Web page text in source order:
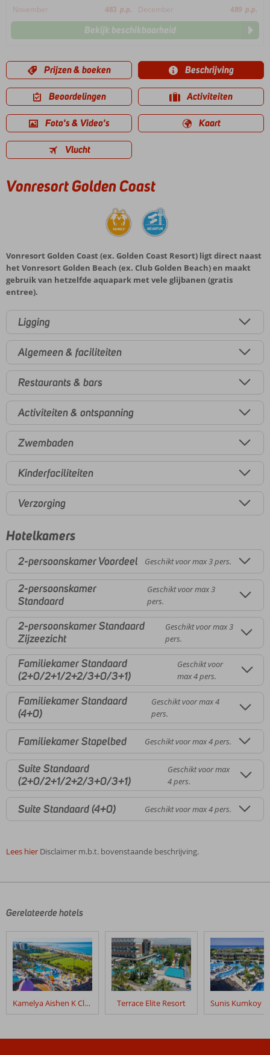
November
483 p.p. December 489 p.p.
Bekijk beschikbaarheid
Prijzen & boeken Beschrijving
Beoordelingen Activiteiten
Foto's & Video's Kaart
Vlucht
Vonresort Golden Coast
Vonresort Golden Coast (ex. Golden Coast Resort) ligt direct naast
het Vonresort Golden Beach (ex. Club Golden Beach) en maakt
gebruik van hetzelfde aquapark met vele glijbanen (gratis
entree).
Ligging
Algemeen & faciliteiten
Restaurants & bars
Activiteiten & ontspanning
Zwembaden
Kinderfaciliteiten
Verzorging
Hotelkamers
2-persoonskamer Voordeel Geschikt voor max 3 pers.
2-persoonskamer
Standaard
Geschikt voor max 3
pers.
2-persoonskamer Standaard
Zijzeezicht
Geschikt voor max 3
pers.
Familiekamer Standaard
(2+0/2+1/2+2/3+0/3+1)
Geschikt voor
max 4 pers.
Familiekamer Standaard
(4+0)
Geschikt voor max 4
pers.
Familiekamer Stapelbed Geschikt voor max 4 pers.
Suite Standaard
(2+0/2+1/2+2/3+0/3+1)
Geschikt voor max
4 pers.
Suite Standaard (4+0) Geschikt voor max 4 pers.
Lees hier Disclaimer m.b.t. bovenstaande beschrijving.
door
geschreven
na
hun
verblijf
Vonresort
Gerelateerde hotels
Kamelya Aishen K Club Terrace Elite Resort